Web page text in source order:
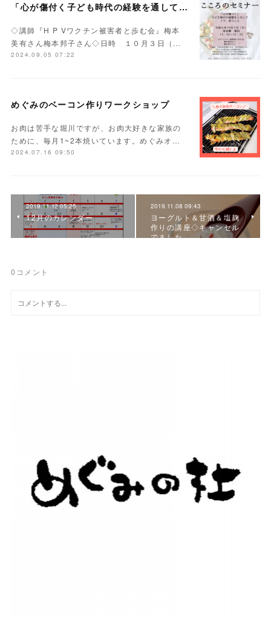
「心が傷付く子ども時代の経験を通して今、思うこと」
◇講師『H P Vワクチン被害者と歩む会』梅本
美有さん梅本邦子さん◇日時 １０月３日（…
2024.09.05 07:22
めぐみのベーコン作りワークショップ
お肉は苦手な堀川ですが、お肉大好きな家族の
ために、毎月1~2本焼いています。めぐみオ…
2024.07.16 09:50
2019.11.12 05:25
12月のカレンダー
2019.11.08 09:43
ヨーグルト＆甘酒＆塩麹
作りの講座◇キャンセル
でました
0 コメント